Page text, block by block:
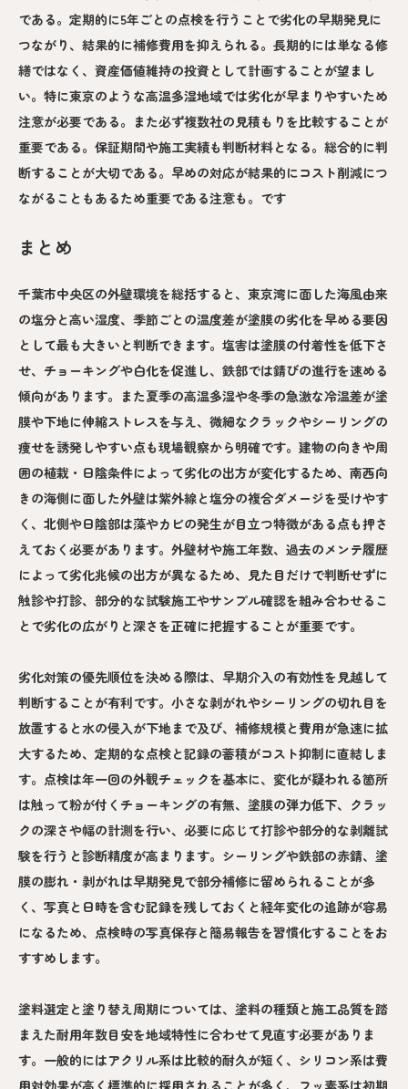
である。定期的に5年ごとの点検を行うことで劣化の早期発見に
つながり、結果的に補修費用を抑えられる。長期的には単なる修
繕ではなく、資産価値維持の投資として計画することが望まし
い。特に東京のような高温多湿地域では劣化が早まりやすいため
注意が必要である。また必ず複数社の見積もりを比較することが
重要である。保証期間や施工実績も判断材料となる。総合的に判
断することが大切である。早めの対応が結果的にコスト削減につ
ながることもあるため重要である注意も。です
まとめ
千葉市中央区の外壁環境を総括すると、東京湾に面した海風由来
の塩分と高い湿度、季節ごとの温度差が塗膜の劣化を早める要因
として最も大きいと判断できます。塩害は塗膜の付着性を低下さ
せ、チョーキングや白化を促進し、鉄部では錆びの進行を速める
傾向があります。また夏季の高温多湿や冬季の急激な冷温差が塗
膜や下地に伸縮ストレスを与え、微細なクラックやシーリングの
痩せを誘発しやすい点も現場観察から明確です。建物の向きや周
囲の植栽・日陰条件によって劣化の出方が変化するため、南西向
きの海側に面した外壁は紫外線と塩分の複合ダメージを受けやす
く、北側や日陰部は藻やカビの発生が目立つ特徴がある点も押さ
えておく必要があります。外壁材や施工年数、過去のメンテ履歴
によって劣化兆候の出方が異なるため、見た目だけで判断せずに
触診や打診、部分的な試験施工やサンプル確認を組み合わせるこ
とで劣化の広がりと深さを正確に把握することが重要です。
劣化対策の優先順位を決める際は、早期介入の有効性を見越して
判断することが有利です。小さな剥がれやシーリングの切れ目を
放置すると水の侵入が下地まで及び、補修規模と費用が急速に拡
大するため、定期的な点検と記録の蓄積がコスト抑制に直結しま
す。点検は年一回の外観チェックを基本に、変化が疑われる箇所
は触って粉が付くチョーキングの有無、塗膜の弾力低下、クラッ
クの深さや幅の計測を行い、必要に応じて打診や部分的な剥離試
験を行うと診断精度が高まります。シーリングや鉄部の赤錆、塗
膜の膨れ・剥がれは早期発見で部分補修に留められることが多
く、写真と日時を含む記録を残しておくと経年変化の追跡が容易
になるため、点検時の写真保存と簡易報告を習慣化することをお
すすめします。
塗料選定と塗り替え周期については、塗料の種類と施工品質を踏
まえた耐用年数目安を地域特性に合わせて見直す必要がありま
す。一般的にはアクリル系は比較的耐久が短く、シリコン系は費